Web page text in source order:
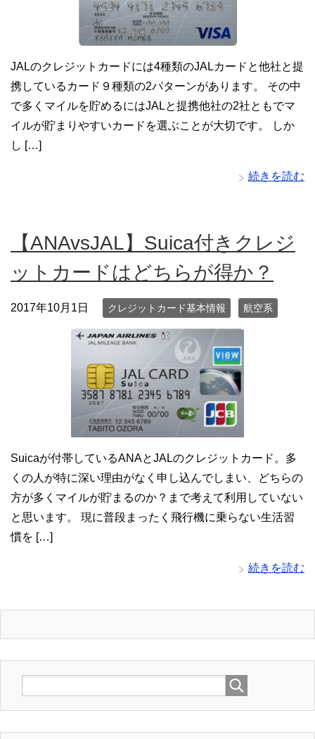
JALのクレジットカードには4種類のJALカードと他社と提
携しているカード９種類の2パターンがあります。 その中
で多くマイルを貯めるにはJALと提携他社の2社ともでマ
イルが貯まりやすいカードを選ぶことが大切です。 しか
し […]
続きを読む
【ANAvsJAL】Suica付きクレジ
ットカードはどちらが得か？
2017年10月1日 クレジットカード基本情報 航空系
Suicaが付帯しているANAとJALのクレジットカード。多
くの人が特に深い理由がなく申し込んでしまい、どちらの
方が多くマイルが貯まるのか？まで考えて利用していない
と思います。 現に普段まったく飛行機に乗らない生活習
慣を […]
続きを読む